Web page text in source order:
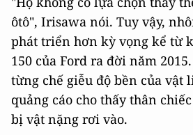
ôtô", Irisawa nói. Tuy vậy,
phát triển hơn kỳ vọng kể từ
150 của Ford ra đời năm
từng chế giễu độ bền của vật
quảng cáo cho thấy thân
bị vật nặng rơi vào.